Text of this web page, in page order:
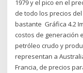
1979 y el pico en el
de todo los precios
bastante Gráfica 4.2
costos de generación
petróleo crudo y
representan a
Francia, de precios